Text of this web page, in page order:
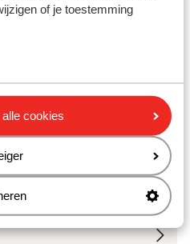
of je toestemming
cookies
in Le Massif